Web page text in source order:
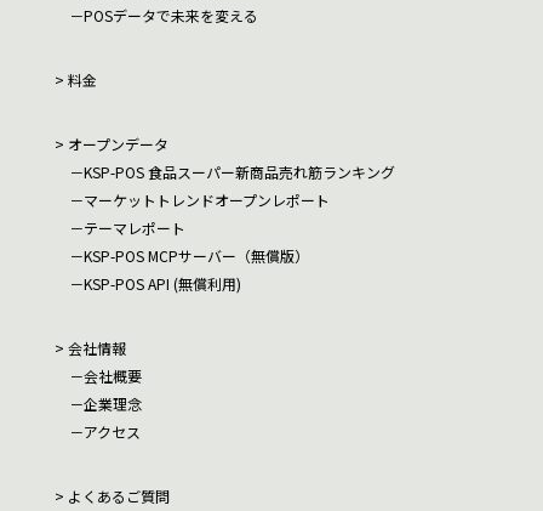
POSデータで未来を変える
料金
オープンデータ
KSP-POS 食品スーパー新商品売れ筋ランキング
マーケットトレンドオープンレポート
テーマレポート
KSP-POS MCPサーバー（無償版）
KSP-POS API (無償利用)
会社情報
会社概要
企業理念
アクセス
よくあるご質問